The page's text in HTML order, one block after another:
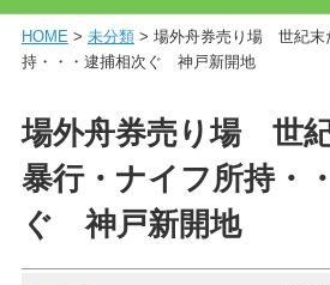
ホーム
お問い合わせ
HOME> 未分類> 場外舟券売り場 世紀末
持・・・逮捕相次ぐ 神戸新開地
場外舟券売り場 世
暴行・ナイフ所持・
ぐ 神戸新開地